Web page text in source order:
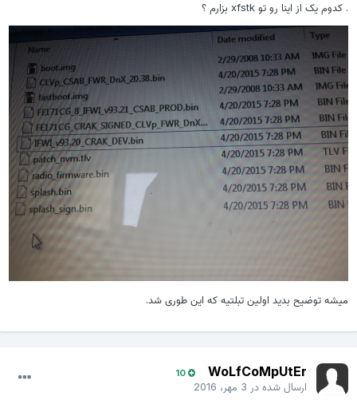
. کدوم یک از اینا رو تو xfstk بزارم ؟
میشه توضیح بدید اولین تبلتیه که این طوری شد.
WoLfCoMpUtEr
10
ارسال شده در3 مهر، 2016